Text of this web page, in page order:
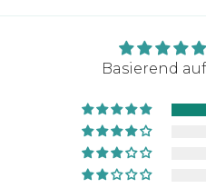
Basierend